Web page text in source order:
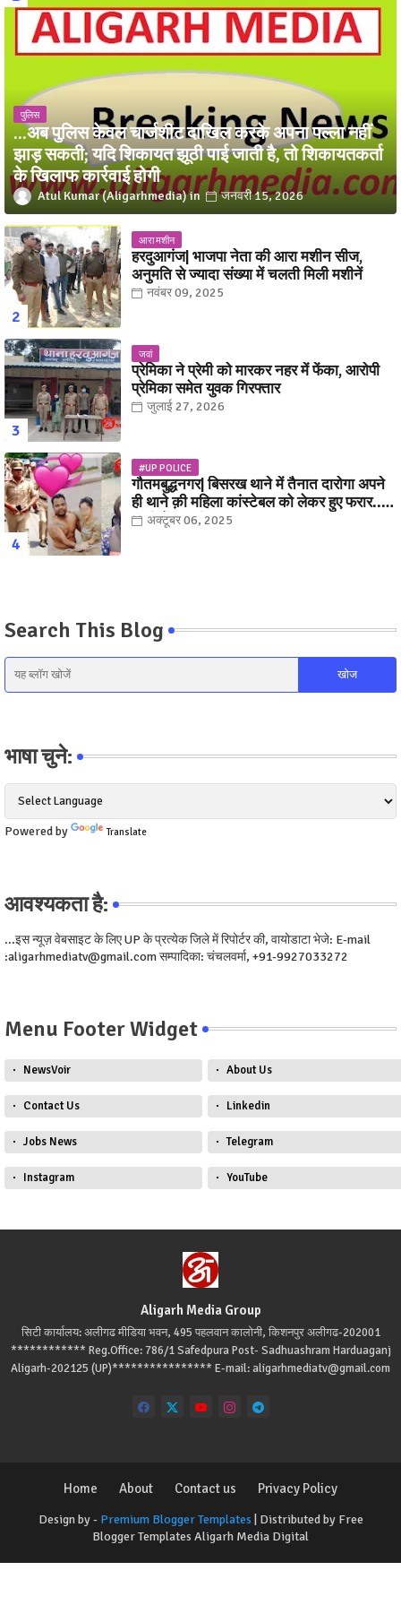
पुलिस
...अब पुलिस केवल चार्जशीट दाखिल करके अपना पल्ला नहीं
झाड़ सकती; यदि शिकायत झूठी पाई जाती है, तो शिकायतकर्ता
के खिलाफ कार्रवाई होगी
Atul Kumar (Aligarhmedia) जनवरी 15, 2026
आरा मशीन
हरदुआगंज| भाजपा नेता की आरा मशीन सीज,
अनुमति से ज्यादा संख्या में चलती मिली मशीनें
नवंबर 09, 2025
जवां
प्रेमिका ने प्रेमी को मारकर नहर में फेंका, आरोपी
प्रेमिका समेत युवक गिरफ्तार
जुलाई 27, 2026
#UP POLICE
गौतमबुद्धनगर| बिसरख थाने में तैनात दारोगा अपने
ही थाने क़ी महिला कांस्टेबल को लेकर हुए फरार...
पत्नी नें कर दी रार!
अक्टूबर 06, 2025
Search This Blog
भाषा चुने:
Powered by Translate
आवश्यकता है:
...इस न्यूज़ वेबसाइट के लिए UP के प्रत्येक जिले में रिपोर्टर की, वायोडाटा भेजे: E-mail
:aligarhmediatv@gmail.com सम्पादिका: चंचलवर्मा, +91-9927033272
Menu Footer Widget
NewsVoir About Us
Contact Us Linkedin
Jobs News Telegram
Instagram YouTube
Aligarh Media Group
सिटी कार्यालय: अलीगढ मीडिया भवन, 495 पहलवान कालोनी, किशनपुर अलीगढ-202001
************ Reg.Office: 786/1 Safedpura Post- Sadhuashram Harduaganj
Aligarh-202125 (UP)**************** E-mail: aligarhmediatv@gmail.com
Design by - Premium Blogger Templates | Distributed by Free
Blogger Templates Aligarh Media Digital
Home About Contact us Privacy Policy